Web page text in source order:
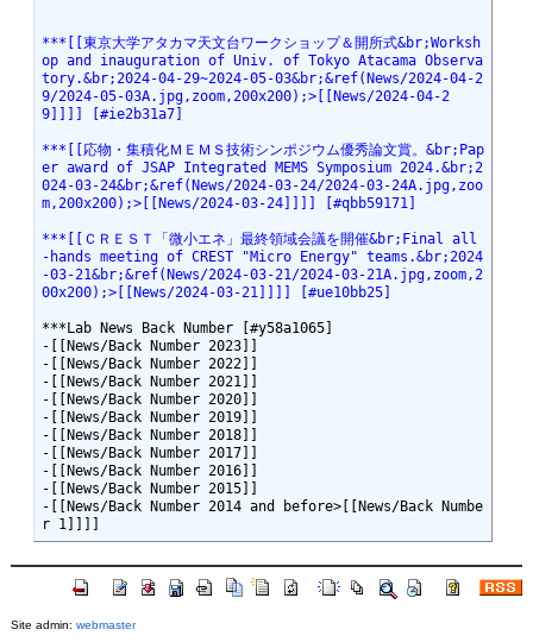
***[[東京大学アタカマ天文台ワークショップ＆開所式&br;Worksh
op and inauguration of Univ. of Tokyo Atacama Observa
tory.&br;2024-04-29~2024-05-03&br;&ref(News/2024-04-2
9/2024-05-03A.jpg,zoom,200x200);>[[News/2024-04-2
9]]]] [#ie2b31a7]
***[[応物・集積化ＭＥＭＳ技術シンポジウム優秀論文賞。&br;Pap
er award of JSAP Integrated MEMS Symposium 2024.&br;2
024-03-24&br;&ref(News/2024-03-24/2024-03-24A.jpg,zoo
m,200x200);>[[News/2024-03-24]]]] [#qbb59171]
***[[ＣＲＥＳＴ「微小エネ」最終領域会議を開催&br;Final all
-hands meeting of CREST "Micro Energy" teams.&br;2024
-03-21&br;&ref(News/2024-03-21/2024-03-21A.jpg,zoom,2
00x200);>[[News/2024-03-21]]]] [#ue10bb25]
***Lab News Back Number [#y58a1065]
-[[News/Back Number 2023]]
-[[News/Back Number 2022]]
-[[News/Back Number 2021]]
-[[News/Back Number 2020]]
-[[News/Back Number 2019]]
-[[News/Back Number 2018]]
-[[News/Back Number 2017]]
-[[News/Back Number 2016]]
-[[News/Back Number 2015]]
-[[News/Back Number 2014 and before>[[News/Back Numbe
Site admin: webmaster